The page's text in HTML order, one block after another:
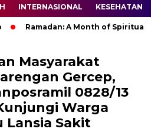
INTERNASIONAL KESEHATAN
Ramadan: A Month of Spiritual
Masyarakat
Gercep,
0828/13
Warga
Lansia Sakit